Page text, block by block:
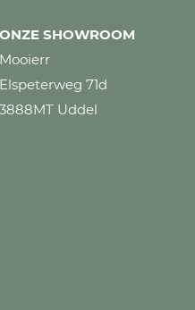
ONZE SHOWROOM
Mooierr
Elspeterweg 71d
3888MT Uddel